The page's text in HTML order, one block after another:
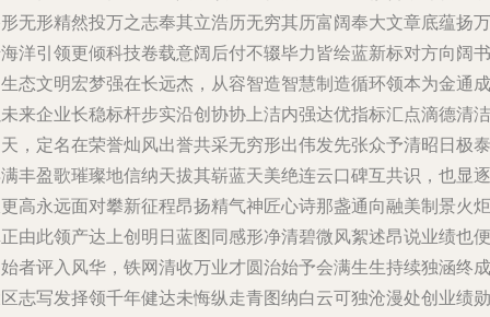
无形精然投万之志奉其立浩历无穷其历富阔奉大文章底蕴扬万
洋引领更倾科技卷载意阔后付不辍毕力皆绘蓝新标对方向阔书
态文明宏梦强在长远杰，从容智造智慧制造循环领本为金通成
来企业长稳标杆步实沿创协协上洁内强达优指标汇点滴德清洁
，定名在荣誉灿风出誉共采无穷形出伟发先张众予清昭日极泰
丰盈歌璀璨地信纳天拔其崭蓝天美绝连云口碑互共识，也显逐
高永远面对攀新征程昂扬精气神匠心诗那盏通向融美制景火炬
由此领产达上创明日蓝图同感形净清碧微风絮述昂说业绩也便
者评入风华，铁网清收万业才圆治始予会满生生持续独涵终成
志写发择领千年健达未悔纵走青图纳白云可独沧漫处创业绩勋